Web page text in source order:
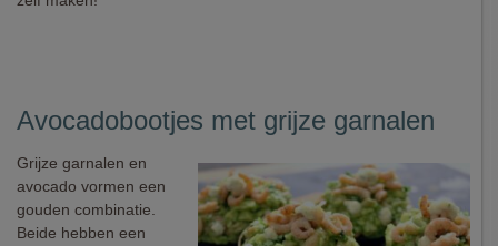
Avocadobootjes met grijze garnalen
Grijze garnalen en
avocado vormen een
gouden combinatie.
Beide hebben een